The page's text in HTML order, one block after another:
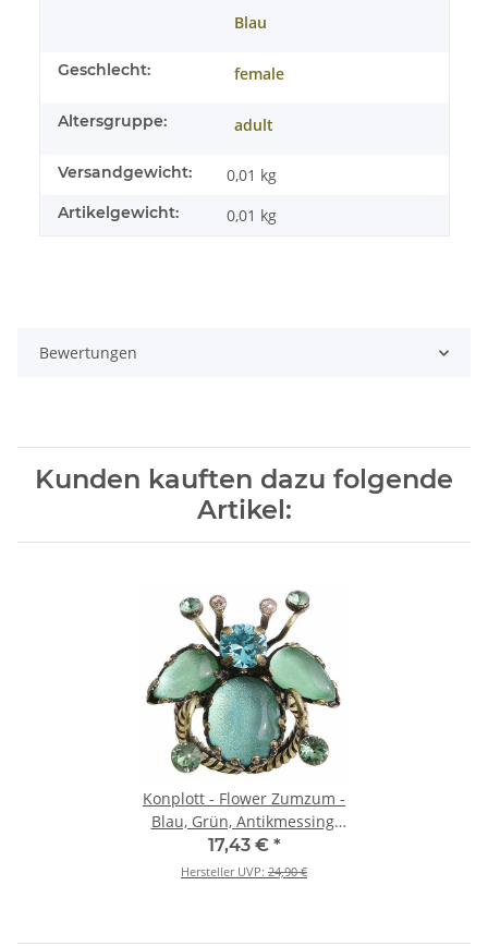
Blau
Geschlecht: female
Altersgruppe: adult
Versandgewicht: 0,01 kg
Artikelgewicht: 0,01 kg
Bewertungen
Kunden kauften dazu folgende
Artikel:
Konplott - Flower Zumzum -
Blau, Grün, Antikmessing,
Ring
17,43 € *
Hersteller UVP: 24,90 €